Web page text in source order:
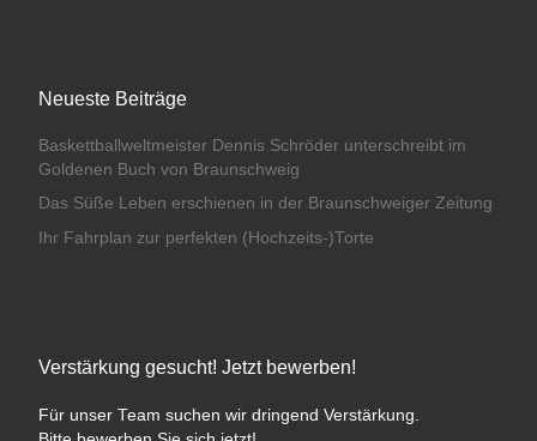
Neueste Beiträge
Baskettballweltmeister Dennis Schröder unterschreibt im
Goldenen Buch von Braunschweig
Das Süße Leben erschienen in der Braunschweiger Zeitung
Ihr Fahrplan zur perfekten (Hochzeits-)Torte
Verstärkung gesucht! Jetzt bewerben!
Für unser Team suchen wir dringend Verstärkung.